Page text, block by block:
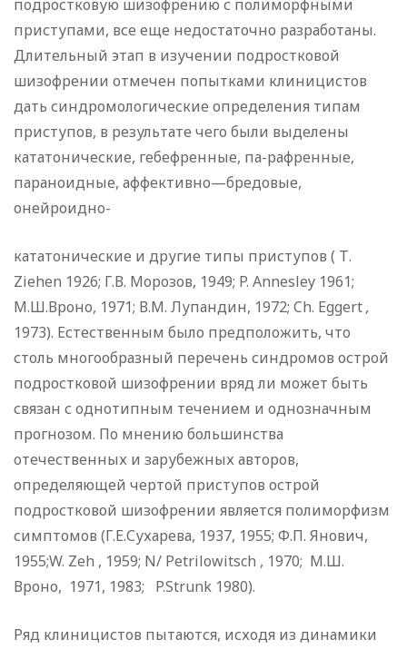
подрост­ковую шизофрению с полиморфными
приступами, все еще не­достаточно разработаны.
Длительный этап в изучении под­ростковой
шизофрении отмечен попытками клиницистов
дать синдромологические определения типам
приступов, в резуль­тате чего были выделены
кататонические, гебефренные, па-рафренные,
параноидные, аффективно—бредовые,
онейроиднo-
кататонические и другие типы приступов ( Т.
Ziehen 1926; Г.В. Морозов, 1949; P. Annesley 1961;
М.Ш.Вроно, 1971; В.М. Лупандин, 1972; Ch. Eggert,
1973). Естественным бы­ло предположить, что
столь многообразный перечень синдро­мов острой
подростковой шизофрении вряд ли может быть
связан с однотипным течением и однозначным
прогнозом. По мнению большинства
отечественных и зарубежных авторов,
определяющей чертой приступов острой
подростковой шизо­френии является полиморфизм
симптомов (Г.Е.Сухарева, 1937, 1955; Ф.П. Янович,
1955;W. Zeh , 1959; N/ Petrilowitsch , 1970; М.Ш.
Вроно, 1971, 1983; P.Strunk 1980).
Ряд клиницистов пытаются, исходя из динамики